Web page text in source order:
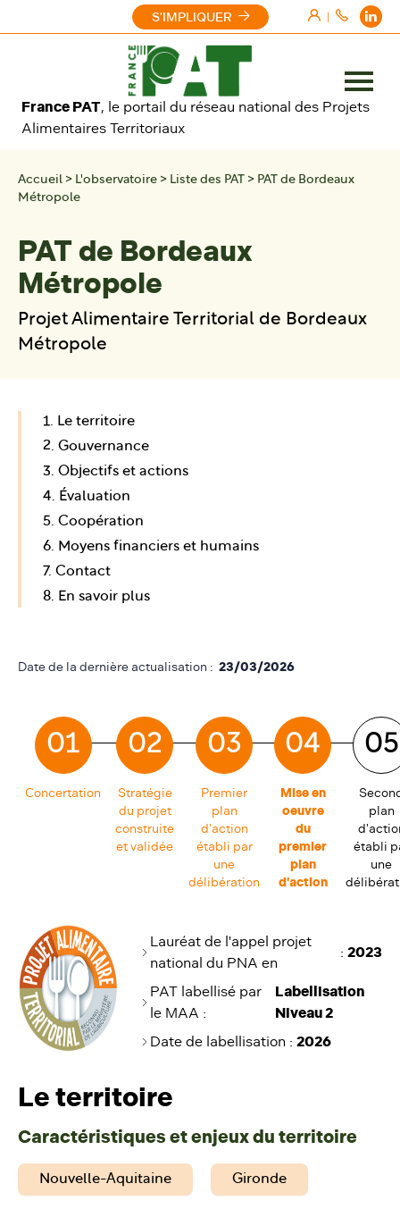
|
France PAT, le portail du réseau national des Projets
Alimentaires Territoriaux
S'IMPLIQUER
Ouvrir
le
Accueil > L'observatoire > Liste des PAT > PAT de Bordeaux
Métropole
PAT de Bordeaux
Métropole
Projet Alimentaire Territorial de Bordeaux
Métropole
1. Le territoire
2. Gouvernance
3. Objectifs et actions
4. Évaluation
5. Coopération
6. Moyens financiers et humains
7. Contact
8. En savoir plus
Date de la dernière actualisation : 23/03/2026
01
Concertation
02
Stratégie
du projet
construite
et validée
03
Premier
plan
d'action
établi par
une
délibération
04
Mise en
oeuvre
du
premier
plan
d'action
05
plan
établi
une
Lauréat de l'appel projet
national du PNA en
: 2023
PAT labellisé par
le MAA :
Labellisation
Niveau 2
Date de labellisation : 2026
Le territoire
Caractéristiques et enjeux du territoire
Nouvelle-Aquitaine Gironde